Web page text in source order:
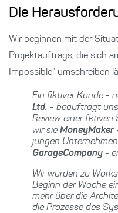
Die
Wir beginnen mit der
Projektauftrags, die sich
Impossible" umschreiben
Ein fiktiver Kunde -
Ltd. - beauftragt
Review einer
wir sieMoneyMaker
jungen
GarageCompany -
Wir wurden zu
Beginn der Woche
mehr über die
die Prozesse des